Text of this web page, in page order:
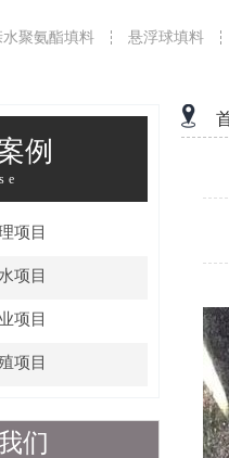
水聚氨酯填料 悬浮球填料
例
项目
项目
项目
项目
们